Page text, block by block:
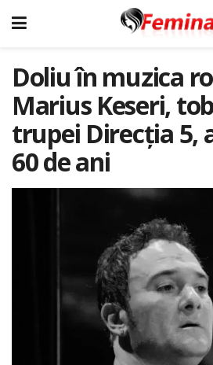
Doliu în muzica
Marius Keseri,
trupei Direcția 5,
60 de ani